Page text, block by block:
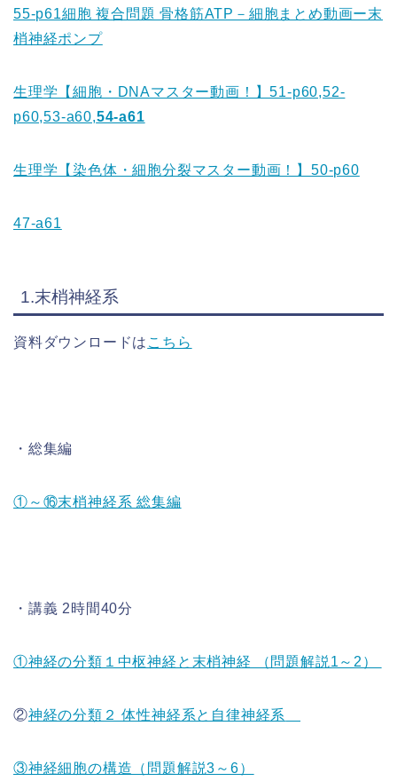
55-p61細胞 複合問題 骨格筋ATP－細胞まとめ動画ー末
梢神経ポンプ
生理学【細胞・DNAマスター動画！】51-p60,52-
p60,53-a60,54-a61
生理学【染色体・細胞分裂マスター動画！】50-p60
47-a61
1.末梢神経系
資料ダウンロードは こちら
・総集編
①～⑯末梢神経系 総集編
・講義 2時間40分
①神経の分類１中枢神経と末梢神経 （問題解説1～2）
②神経の分類２ 体性神経系と自律神経系
③神経細胞の構造（問題解説3～6）